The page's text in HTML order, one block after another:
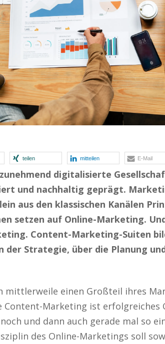
teilen mitteilen E-Mail
digitalisierte
und nachhaltig geprägt.
aus den klassischen Kanälen
setzen auf Online-Marketing.
Content-Marketing-Suiten
Strategie, über die Planung
mittlerweile einen Großteil ihres
Content-Marketing ist erfolgreiches
und dann auch gerade mal so
des Online-Marketings soll